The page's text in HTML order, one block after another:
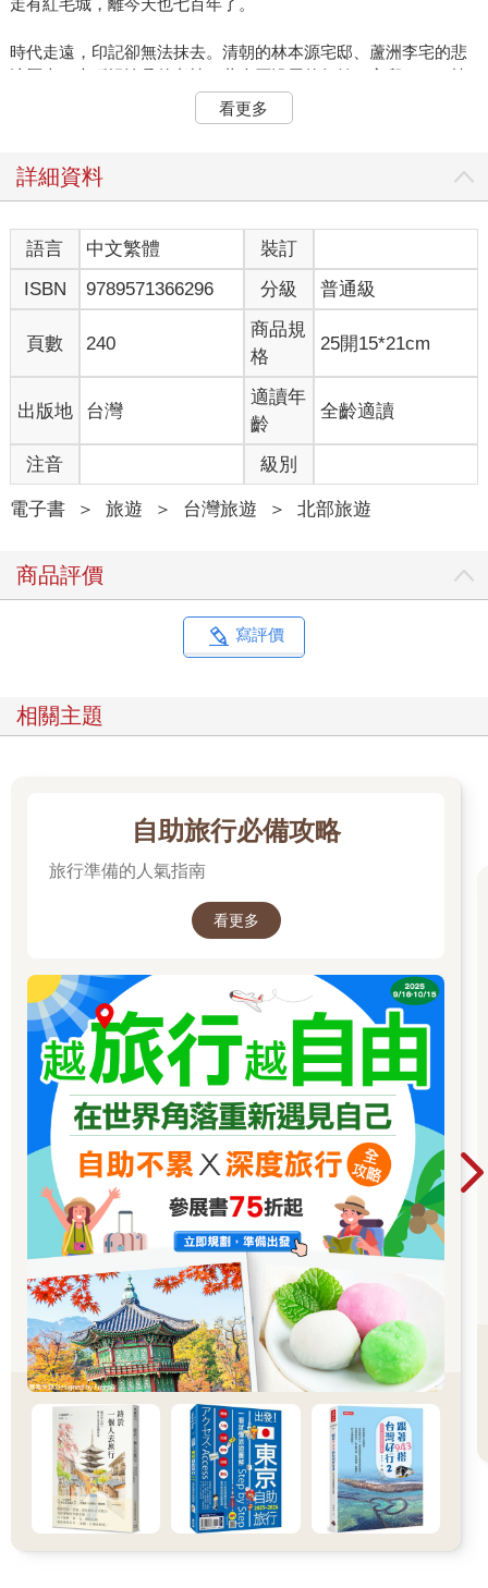
走有紅毛城，離今天也七百年了。
時代走遠，印記卻無法抹去。清朝的林本源宅邸、蘆洲李宅的悲
涼歷史、大稻埕滄桑的老樓、蔣介石沿用的行館、官邸……一棟
又一棟老建築，都藏著故事。
山水月道場走一趟，看見自己的本來面貌；或者到土城承天禪寺
苦楝，也在雨中繽紛地開了。
0401 法鼓山—觀音殿的蝴蝶
四月是思念的季節，清明落雨，引我們到逝去親人的墳頭祭拜。
有些人家鄉路遠，來不及返回故鄉墳前，那就上法鼓山吧。
法鼓山是觀音道場，開山日正是二○○五年十月二十一日，觀世音
菩薩成道的吉祥日。才一入山，就會看見八尺高的來迎觀音，衣
帶飄揚，緩步前行，迎接來人。
第一大樓的六樓是大殿，所有重要的儀式都在這裡舉行。入大殿
第二大樓則有「祈願觀音殿」，信眾都會來參拜觀音，祈求大悲
水。殿外有一方水，殿內則供奉著祈願觀音，慈悲聽聞悲苦，俗
人如我，遇到生命困頓，就到觀音殿祈求。
應許我了嗎？
受食物滋味。嚴長壽安排外國友人到台灣旅行時，也特別喜歡帶
他們到法鼓山靜心、吃齋飯。
一步移動間，在風吹來時，在蝴蝶飛來的那一瞬間。
場，再以朝山或搭乘接駁車的方式上山入殿。
MAP
法鼓山世界佛教教育園區
地址：新北市金山區三界里法鼓路五五五號 TEL：02-2498-
71710402 農禪寺水月道場—照映在水中的我
「讓這座道場如空中花、水中月吧。」聖嚴法師對建築師姚仁喜
說。於是，昔日傳法的克難鐵皮屋道場，有了今日的樣貌。
法師說要維持「本來面貌」，於是用最簡單的材料築牆，剩下的
讓歲月去做工。
大殿前就是方形水池，大殿映在水裡，果真就像水中月。
還沒入寺，先讀經文：「應無所住，而生其心。」不執著，心念
自然鬆了。
寺裡也是處處經文。大殿面南的木牆鏤空刻寫《心經》，大殿後
的兩層樓，則鏤刻了五千多字的《金剛經》，陽光燦爛的日子，
光不停在經文上閃耀，天一陰，那些美麗亮光就消失了。以前想
不透《金剛經》偈：「一切有為法，如夢幻泡影，如露亦如電，
看更多
詳細資料
語言 中文繁體
裝訂
ISBN
9789571366296 分級 普通級
頁數 240
商品規
格
25開15*21cm
出版地 台灣
適讀年
齡
全齡適讀
注音 級別
電子書 ＞ 旅遊 ＞ 台灣旅遊 ＞ 北部旅遊
商品評價
寫評價
相關主題
自助旅行必備攻略
旅行準備的人氣指南
看更多